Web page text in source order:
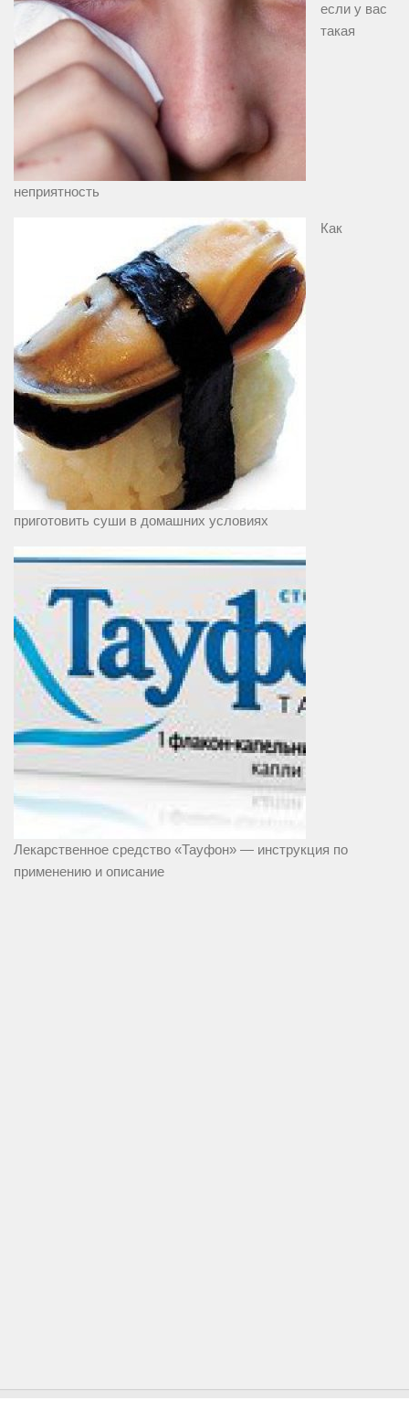
если у вас
такая
неприятность
Как
приготовить суши в домашних условиях
Лекарственное средство «Тауфон» — инструкция по
применению и описание